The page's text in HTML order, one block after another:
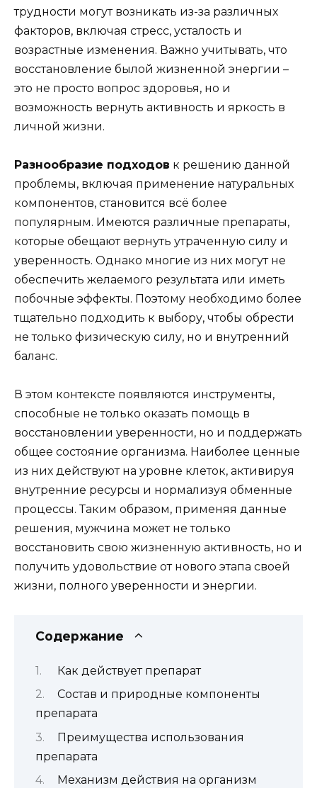
трудности могут возникать из-за различных
факторов, включая стресс, усталость и
возрастные изменения. Важно учитывать, что
восстановление былой жизненной энергии –
это не просто вопрос здоровья, но и
возможность вернуть активность и яркость в
личной жизни.
Разнообразие подходов к решению данной
проблемы, включая применение натуральных
компонентов, становится всё более
популярным. Имеются различные препараты,
которые обещают вернуть утраченную силу и
уверенность. Однако многие из них могут не
обеспечить желаемого результата или иметь
побочные эффекты. Поэтому необходимо более
тщательно подходить к выбору, чтобы обрести
не только физическую силу, но и внутренний
баланс.
В этом контексте появляются инструменты,
способные не только оказать помощь в
восстановлении уверенности, но и поддержать
общее состояние организма. Наиболее ценные
из них действуют на уровне клеток, активируя
внутренние ресурсы и нормализуя обменные
процессы. Таким образом, применяя данные
решения, мужчина может не только
восстановить свою жизненную активность, но и
получить удовольствие от нового этапа своей
жизни, полного уверенности и энергии.
Содержание
Как действует препарат
Состав и природные компоненты
препарата
Преимущества использования
препарата
Механизм действия на организм